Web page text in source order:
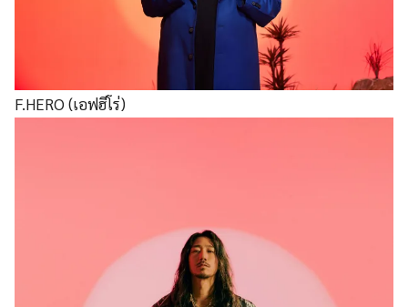
F.HERO (เอฟฮีโร่)